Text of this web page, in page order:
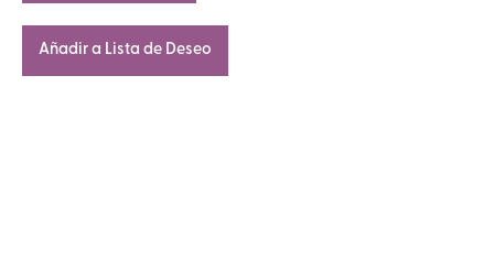
Añadir a Lista de Deseo